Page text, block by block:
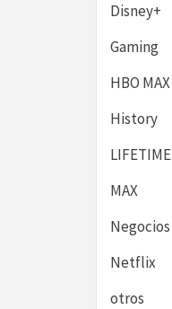
Disney+
Gaming
HBO MAX
History
LIFETIME
MAX
Negocios
Netflix
otros